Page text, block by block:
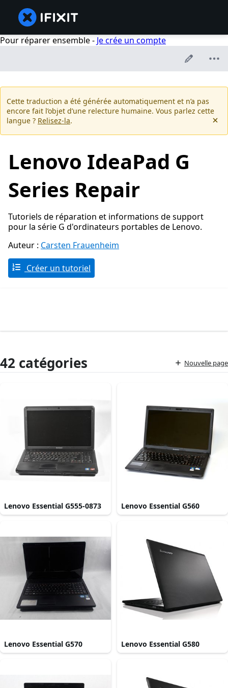
Pour réparer ensemble - Je crée un compte
Cette traduction a été générée automatiquement et n’a pas
encore fait l’objet d’une relecture humaine. Vous parlez cette
langue ? Relisez-la.
Lenovo IdeaPad G
Series Repair
Tutoriels de réparation et informations de support
pour la série G d'ordinateurs portables de Lenovo.
Auteur : Carsten Frauenheim
Créer un tutoriel
42 catégories Nouvelle page
Lenovo Essential G555-0873 Lenovo Essential G560
Lenovo Essential G570 Lenovo Essential G580